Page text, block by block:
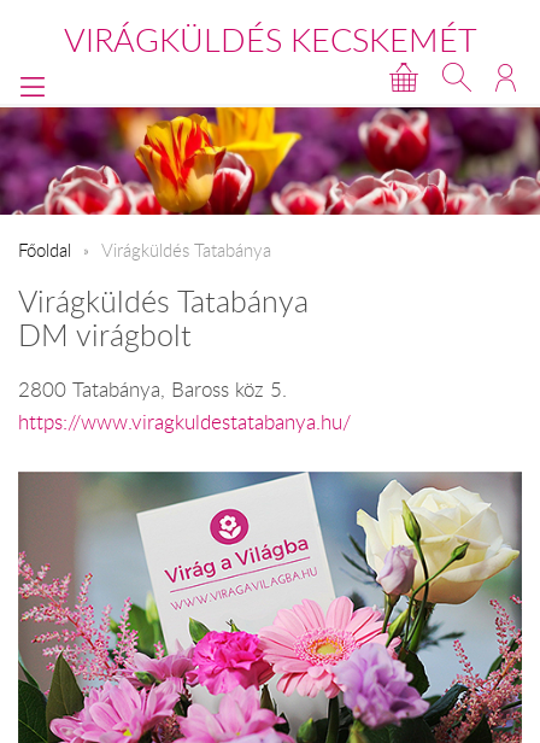
VIRÁGKÜLDÉS KECSKEMÉT
Főoldal Virágküldés Tatabánya
Virágküldés Tatabánya
DM virágbolt
2800 Tatabánya, Baross köz 5.
https://www.viragkuldestatabanya.hu/